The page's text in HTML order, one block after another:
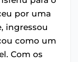
por uma
ingressou
como um
Com os